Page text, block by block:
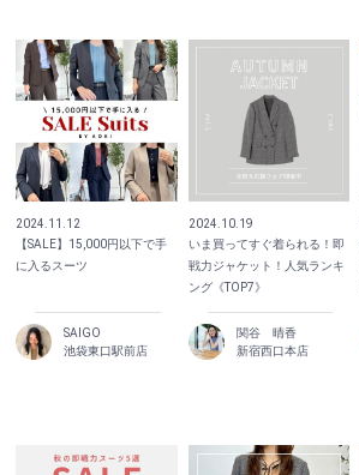
2024.11.12
【SALE】15,000円以下で手
に入るスーツ
SAIGO
池袋東口駅前店
2024.10.19
いま買ってすぐ着られる！即
戦力ジャケット！人気ランキ
ング《TOP7》
関谷 晴香
新宿西口本店